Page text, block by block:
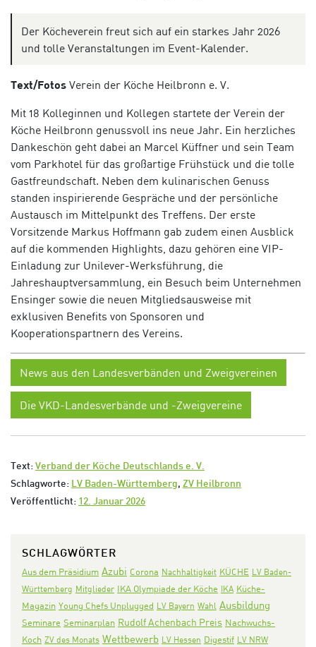
Der Köcheverein freut sich auf ein starkes Jahr 2026
und tolle Veranstaltungen im Event-Kalender.
Text/Fotos Verein der Köche Heilbronn e. V.
Mit 18 Kolleginnen und Kollegen startete der Verein der
Köche Heilbronn genussvoll ins neue Jahr. Ein herzliches
Dankeschön geht dabei an Marcel Küffner und sein Team
vom Parkhotel für das großartige Frühstück und die tolle
Gastfreundschaft. Neben dem kulinarischen Genuss
standen inspirierende Gespräche und der persönliche
Austausch im Mittelpunkt des Treffens. Der erste
Vorsitzende Markus Hoffmann gab zudem einen Ausblick
auf die kommenden Highlights, dazu gehören eine VIP-
Einladung zur Unilever-Werksführung, die
Jahreshauptversammlung, ein Besuch beim Unternehmen
Ensinger sowie die neuen Mitgliedsausweise mit
exklusiven Benefits von Sponsoren und
Kooperationspartnern des Vereins.
News aus den Landesverbänden und Zweigvereinen
Die VKD-Landesverbände und -Zweigvereine
Text: Verband der Köche Deutschlands e. V.
Schlagworte:
LV Baden-Württemberg, ZV Heilbronn
Veröffentlicht: 12. Januar 2026
SCHLAGWÖRTER
Aus dem Präsidium Azubi Corona Nachhaltigkeit KÜCHE LV Baden-
Württemberg Mitglieder IKA Olympiade der Köche IKA Küche-
Magazin Young Chefs Unplugged LV Bayern Wahl Ausbildung
Seminare Seminarplan Rudolf Achenbach Preis Nachwuchs-
Koch ZV des Monats Wettbewerb LV Hessen Digestif LV NRW